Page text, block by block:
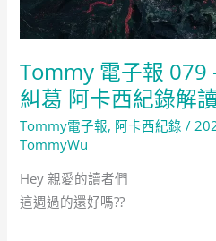
Tommy 電子報 079
糾葛 阿卡西紀錄解
Tommy電子報, 阿卡西紀錄 /
TommyWu
Hey 親愛的讀者們
這週過的還好嗎??